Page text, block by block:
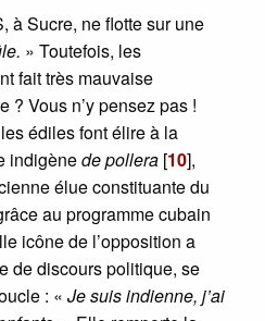
à Sucre, ne flotte sur une
» Toutefois, les
fait très mauvaise
? Vous n’y pensez pas !
édiles font élire à la
indigènede pollera [10],
élue constituante du
au programme cubain
icône de l’opposition a
de discours politique, se
: « Je suis indienne, j’ai